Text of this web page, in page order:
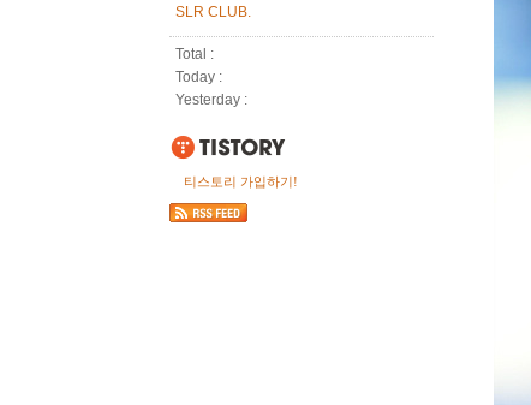
SLR CLUB.
Total :
Today :
Yesterday :
티스토리 가입하기!